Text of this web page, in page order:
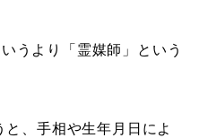
うより「霊媒師」という
、手相や生年月日によ